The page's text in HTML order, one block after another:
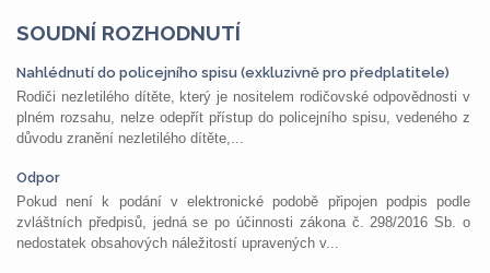
SOUDNÍ ROZHODNUTÍ
Nahlédnutí do policejního spisu (exkluzivně pro předplatitele)
Rodiči nezletilého dítěte, který je nositelem rodičovské odpovědnosti v
plném rozsahu, nelze odepřít přístup do policejního spisu, vedeného z
důvodu zranění nezletilého dítěte,...
Odpor
Pokud není k podání v elektronické podobě připojen podpis podle
zvláštních předpisů, jedná se po účinnosti zákona č. 298/2016 Sb. o
nedostatek obsahových náležitostí upravených v...